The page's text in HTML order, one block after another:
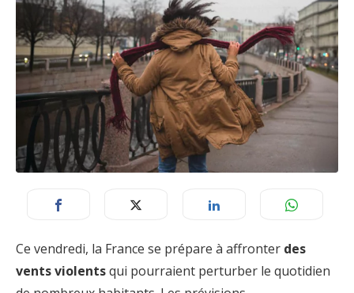
Ce vendredi, la France se prépare à affronter des
vents violentsqui pourraient perturber le quotidien